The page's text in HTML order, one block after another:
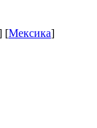
[Мексика]